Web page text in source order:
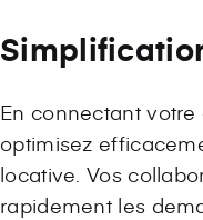
En connectant
optimisez
locative. Vos
rapidement les